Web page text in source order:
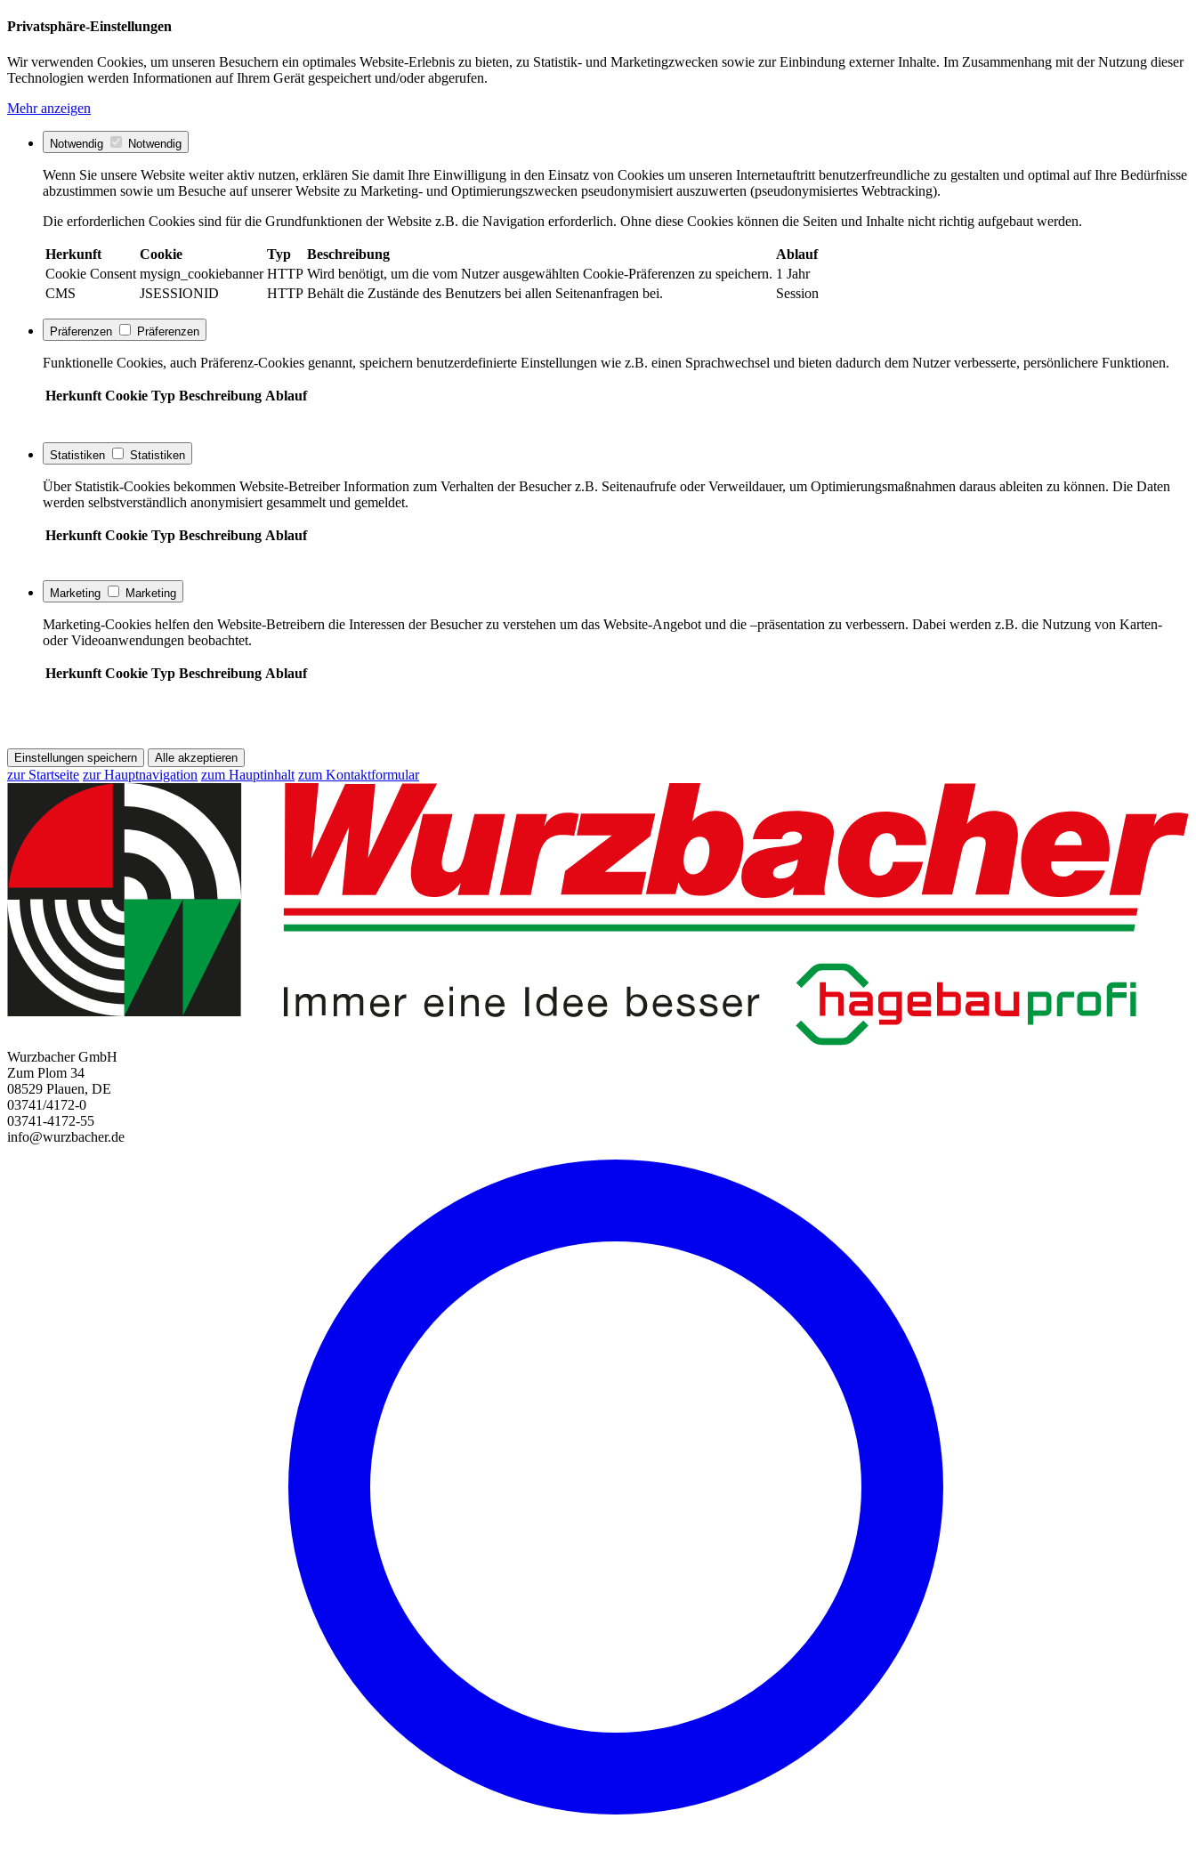
Privatsphäre-Einstellungen
Wir verwenden Cookies, um unseren Besuchern ein optimales Website-Erlebnis zu bieten, zu Statistik- und Marketingzwecken sowie zur Einbindung externer Inhalte. Im Zusammenhang mit der Nutzung dieser
Technologien werden Informationen auf Ihrem Gerät gespeichert und/oder abgerufen.
Mehr anzeigen
Notwendig Notwendig
Wenn Sie unsere Website weiter aktiv nutzen, erklären Sie damit Ihre Einwilligung in den Einsatz von Cookies um unseren Internetauftritt benutzerfreundliche zu gestalten und optimal auf Ihre Bedürfnisse
abzustimmen sowie um Besuche auf unserer Website zu Marketing- und Optimierungszwecken pseudonymisiert auszuwerten (pseudonymisiertes Webtracking).
Die erforderlichen Cookies sind für die Grundfunktionen der Website z.B. die Navigation erforderlich. Ohne diese Cookies können die Seiten und Inhalte nicht richtig aufgebaut werden.
Herkunft Cookie Typ Beschreibung
Ablauf
Cookie Consent mysign_cookiebanner HTTP Wird benötigt, um die vom Nutzer ausgewählten Cookie-Präferenzen zu speichern. 1 Jahr
CMS
JSESSIONID HTTP Behält die Zustände des Benutzers bei allen Seitenanfragen bei. Session
Präferenzen Präferenzen
Funktionelle Cookies, auch Präferenz-Cookies genannt, speichern benutzerdefinierte Einstellungen wie z.B. einen Sprachwechsel und bieten dadurch dem Nutzer verbesserte, persönlichere Funktionen.
Herkunft Cookie Typ Beschreibung Ablauf
Statistiken Statistiken
Über Statistik-Cookies bekommen Website-Betreiber Information zum Verhalten der Besucher z.B. Seitenaufrufe oder Verweildauer, um Optimierungsmaßnahmen daraus ableiten zu können. Die Daten
werden selbstverständlich anonymisiert gesammelt und gemeldet.
Herkunft Cookie Typ Beschreibung Ablauf
Marketing Marketing
Marketing-Cookies helfen den Website-Betreibern die Interessen der Besucher zu verstehen um das Website-Angebot und die –präsentation zu verbessern. Dabei werden z.B. die Nutzung von Karten-
oder Videoanwendungen beobachtet.
Herkunft Cookie Typ Beschreibung Ablauf
Einstellungen speichern Alle akzeptieren
zur Startseite zur Hauptnavigation zum Hauptinhalt zum Kontaktformular
Wurzbacher GmbH
Zum Plom 34
08529 Plauen, DE
03741/4172-0
03741-4172-55
info@wurzbacher.de